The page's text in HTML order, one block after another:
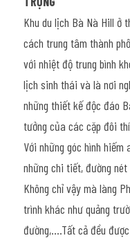
Khu du lịch Bà Nà Hill ở
cách trung tâm thành
với nhiệt độ trung bình
lịch sinh thái và là nơi
những thiết kế độc đáo
tưởng của các cặp đôi
Với những góc hình
những chi tiết, đường
Không chỉ vậy mà làng
trình khác như quảng
đường,….Tất cả đều